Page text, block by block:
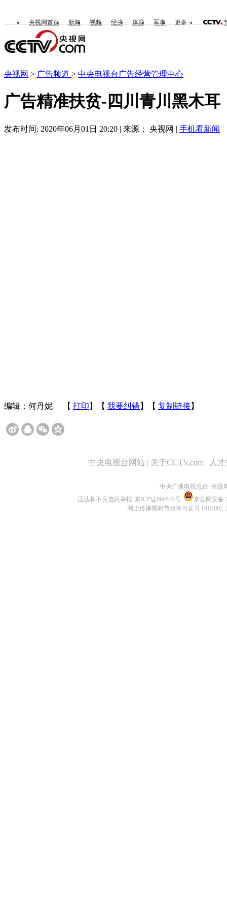
央视网首页 新闻 视频 经济 体育 军事 更多
央视网 > 广告频道 > 中央电视台广告经营管理中心
广告精准扶贫-四川青川黑木耳
发布时间: 2020年06月01日 20:20 | 来源： 央视网 | 手机看新闻
编辑：何丹妮 【 打印 】【 我要纠错】【 复制链接】
中央电视台网站 | 关于CCTV.com | 人
中央广播电视总台 央视
违法和不良信息举报 京ICP证060535号
京公网安备
网上传播视听节目许可证号 0102002